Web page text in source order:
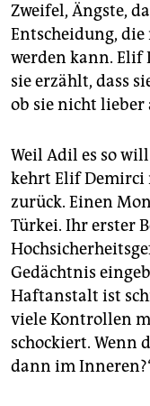
Zweifel, Ängste,
Entscheidung,
werden kann. Elif
sie erzählt, dass
ob sie nicht
Weil Adil es so
kehrt Elif Demirci
zurück. Einen
Türkei. Ihr erster
Gedächtnis
Haftanstalt ist
viele Kontrollen
schockiert. Wenn
dann im